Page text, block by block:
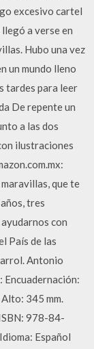
excesivo cartel
a verse en
Hubo una vez
un mundo lleno
tardes para leer
De repente un
a las dos
ilustraciones
que te
tres
con
País de las
Antonio
Encuadernación:
345 mm.
978-84-
Español